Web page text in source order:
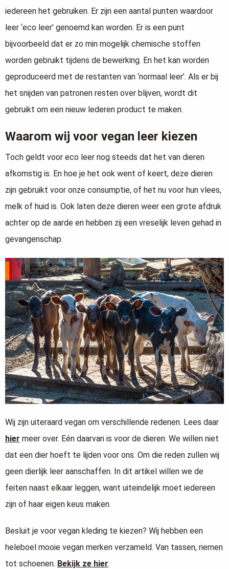
iedereen het gebruiken. Er zijn een aantal punten waardoor
leer ‘eco leer’ genoemd kan worden. Er is een punt
bijvoorbeeld dat er zo min mogelijk chemische stoffen
worden gebruikt tijdens de bewerking. En het kan worden
geproduceerd met de restanten van ‘normaal leer’. Als er bij
het snijden van patronen resten over blijven, wordt dit
gebruikt om een nieuw lederen product te maken.
Waarom wij voor vegan leer kiezen
Toch geldt voor eco leer nog steeds dat het van dieren
afkomstig is. En hoe je het ook went of keert, deze dieren
zijn gebruikt voor onze consumptie, of het nu voor hun vlees,
melk of huid is. Ook laten deze dieren weer een grote afdruk
achter op de aarde en hebben zij een vreselijk leven gehad in
gevangenschap.
Wij zijn uiteraard vegan om verschillende redenen. Lees daar
hier meer over. Eén daarvan is voor de dieren. We willen niet
dat een dier hoeft te lijden voor ons. Om die reden zullen wij
geen dierlijk leer aanschaffen. In dit artikel willen we de
feiten naast elkaar leggen, want uiteindelijk moet iedereen
zijn of haar eigen keus maken.
Besluit je voor vegan kleding te kiezen? Wij hebben een
heleboel mooie vegan merken verzameld. Van tassen, riemen
tot schoenen. Bekijk ze hier.